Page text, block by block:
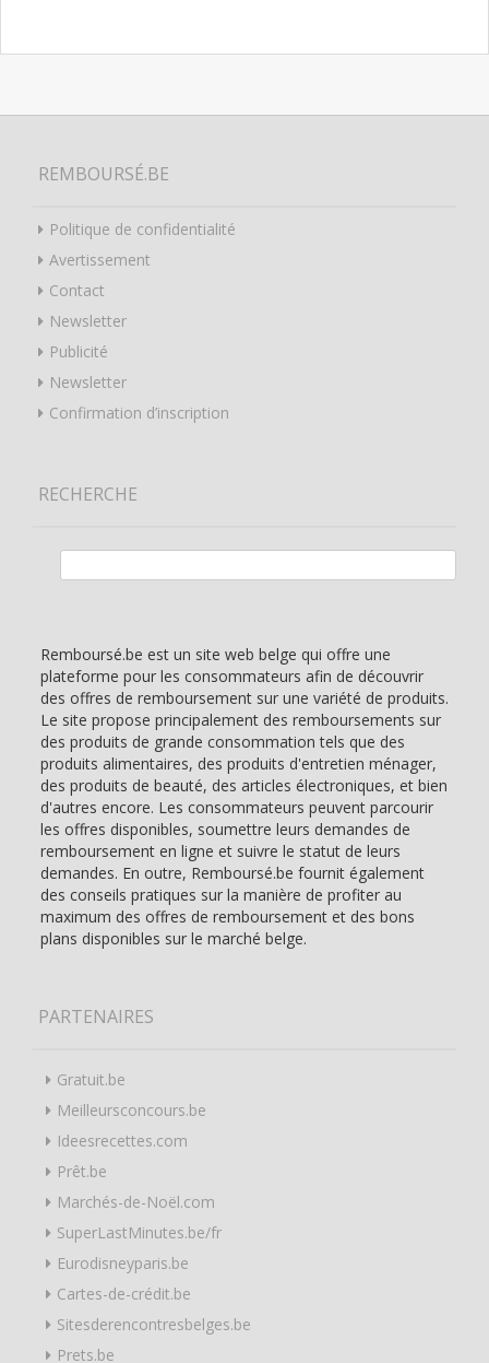
REMBOURSÉ.BE
Politique de confidentialité
Avertissement
Contact
Newsletter
Publicité
Newsletter
Confirmation d’inscription
RECHERCHE
Remboursé.be est un site web belge qui offre une
plateforme pour les consommateurs afin de découvrir
des offres de remboursement sur une variété de produits.
Le site propose principalement des remboursements sur
des produits de grande consommation tels que des
produits alimentaires, des produits d'entretien ménager,
des produits de beauté, des articles électroniques, et bien
d'autres encore. Les consommateurs peuvent parcourir
les offres disponibles, soumettre leurs demandes de
remboursement en ligne et suivre le statut de leurs
demandes. En outre, Remboursé.be fournit également
des conseils pratiques sur la manière de profiter au
maximum des offres de remboursement et des bons
plans disponibles sur le marché belge.
PARTENAIRES
Gratuit.be
Meilleursconcours.be
Ideesrecettes.com
Prêt.be
Marchés-de-Noël.com
SuperLastMinutes.be/fr
Eurodisneyparis.be
Cartes-de-crédit.be
Sitesderencontresbelges.be
Prets.be